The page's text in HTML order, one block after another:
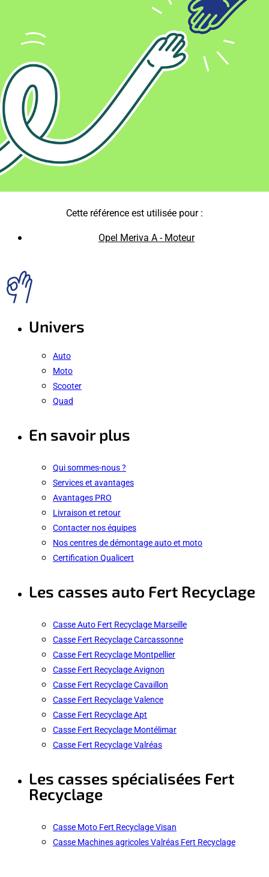
Cette référence est utilisée pour :
Opel Meriva A - Moteur
Univers
Auto
Moto
Scooter
Quad
En savoir plus
Qui sommes-nous ?
Services et avantages
Avantages PRO
Livraison et retour
Contacter nos équipes
Nos centres de démontage auto et moto
Certification Qualicert
Les casses auto Fert Recyclage
Casse Auto Fert Recyclage Marseille
Casse Fert Recyclage Carcassonne
Casse Fert Recyclage Montpellier
Casse Fert Recyclage Avignon
Casse Fert Recyclage Cavaillon
Casse Fert Recyclage Valence
Casse Fert Recyclage Apt
Casse Fert Recyclage Montélimar
Casse Fert Recyclage Valréas
Les casses spécialisées Fert
Recyclage
Casse Moto Fert Recyclage Visan
Casse Machines agricoles Valréas Fert Recyclage